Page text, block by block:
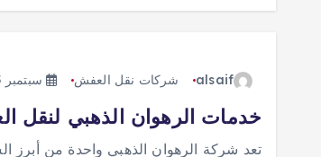
alsaif شركات نقل العفش سبتمبر 15, 2025
خدمات الرهوان الذهبي لنقل
تعد شركة الرهوان الذهبي واحدة من